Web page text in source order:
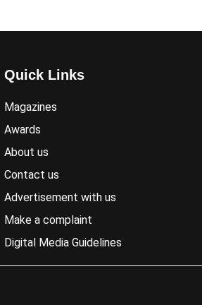
Quick Links
Magazines
Awards
About us
Contact us
Advertisement with us
Make a complaint
Digital Media Guidelines